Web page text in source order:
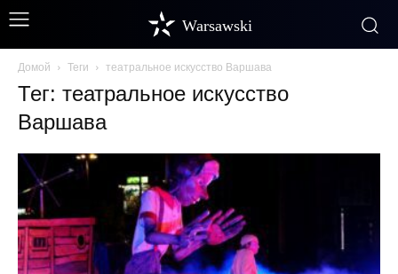
Warsawski
Домой Теги театральное искусство Варшава
Тег: театральное искусство
Варшава